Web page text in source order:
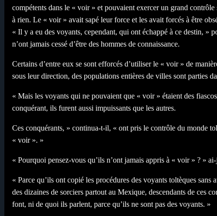
compétents dans le « voir » et pouvaient exercer un grand
à rien. Le « voir » avait sapé leur force et les avait forcés à être
« Il y a eu des voyants, cependant, qui ont échappé à ce destin,
n’ont jamais cessé d’être des hommes de connaissance.
Certains d’entre eux se sont efforcés d’utiliser le « voir » de
sous leur direction, des populations entières de villes sont parties
« Mais les voyants qui ne pouvaient que « voir » étaient des
conquérant, ils furent aussi impuissants que les autres.
Ces conquérants, » continua-t-il, « ont pris le contrôle du monde
« voir ». »
« Pourquoi pensez-vous qu’ils n’ont jamais appris à « voir » ? »
« Parce qu’ils ont copié les procédures des voyants toltèques
des dizaines de sorciers partout au Mexique, descendants de ces
font, ni de quoi ils parlent, parce qu’ils ne sont pas des voyants. »